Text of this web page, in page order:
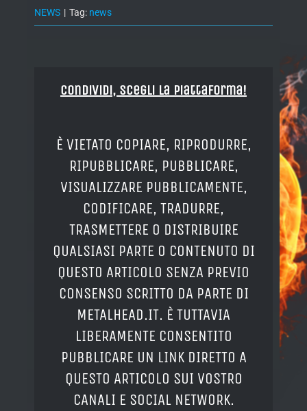
NEWS | Tag: news
Condividi, Scegli la piattaforma!
È VIETATO COPIARE, RIPRODURRE,
RIPUBBLICARE, PUBBLICARE,
VISUALIZZARE PUBBLICAMENTE,
CODIFICARE, TRADURRE,
TRASMETTERE O DISTRIBUIRE
QUALSIASI PARTE O CONTENUTO DI
QUESTO ARTICOLO SENZA PREVIO
CONSENSO SCRITTO DA PARTE DI
METALHEAD.IT. È TUTTAVIA
LIBERAMENTE CONSENTITO
PUBBLICARE UN LINK DIRETTO A
QUESTO ARTICOLO SUI VOSTRO
CANALI E SOCIAL NETWORK.